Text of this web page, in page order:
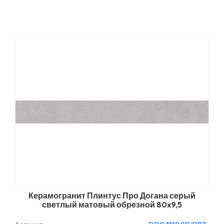
Керамогранит Плинтус Про Догана серый
светлый матовый обрезной 80x9,5